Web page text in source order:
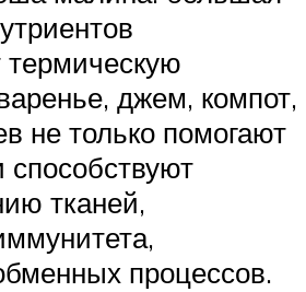
джем, компот,
не только помогают
тканей,
процессов.